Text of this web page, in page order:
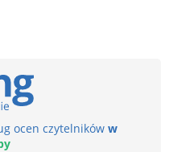
ocen czytelników w